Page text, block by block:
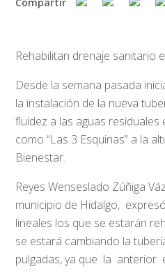
Rehabilitan drenaje sanitario
Desde la semana pasada
la instalación de la nueva
fluidez a las aguas
como “Las 3 Esquinas” a la
Bienestar.
Reyes Wenseslado Zúñiga
municipio de Hidalgo,
lineales los que se estarán
se estará cambiando la
pulgadas, ya que la anterior